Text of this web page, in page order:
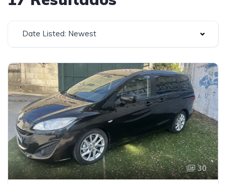
Date Listed: Newest
30